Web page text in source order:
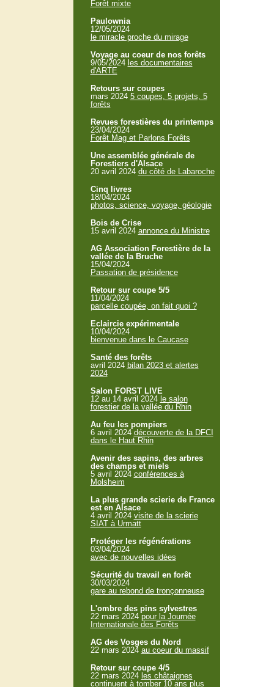
Forêt mixte
Paulownia
12/05/2024
le miracle proche du mirage
Voyage au coeur de nos forêts
9/05/2024 les documentaires
d'ARTE
Retours sur coupes
mars 2024 5 coupes, 5 projets, 5
forêts
Revues forestières du printemps
23/04/2024
Forêt Mag et Parlons Forêts
Une assemblée générale de
Forestiers d'Alsace
20 avril 2024 du côté de Labaroche
Cinq livres
18/04/2024
photos, science, voyage, géologie
Bois de Crise
15 avril 2024 annonce du Ministre
AG Association Forestière de la
vallée de la Bruche
15/04/2024
Passation de présidence
Retour sur coupe 5/5
11/04/2024
parcelle coupée, on fait quoi ?
Eclaircie expérimentale
10/04/2024
bienvenue dans le Caucase
Santé des forêts
avril 2024 bilan 2023 et alertes
2024
Salon FORST LIVE
12 au 14 avril 2024 le salon
forestier de la vallée du Rhin
Au feu les pompiers
6 avril 2024 découverte de la DFCI
dans le Haut Rhin
Avenir des sapins, des arbres
des champs et miels
5 avril 2024 conférences à
Molsheim
La plus grande scierie de France
est en Alsace
4 avril 2024 visite de la scierie
SIAT à Urmatt
Protéger les régénérations
03/04/2024
avec de nouvelles idées
Sécurité du travail en forêt
30/03/2024
gare au rebond de tronçonneuse
L'ombre des pins sylvestres
22 mars 2024 pour la Journée
Internationale des Forêts
AG des Vosges du Nord
22 mars 2024 au coeur du massif
Retour sur coupe 4/5
22 mars 2024 les châtaignes
continuent à tomber 10 ans plus